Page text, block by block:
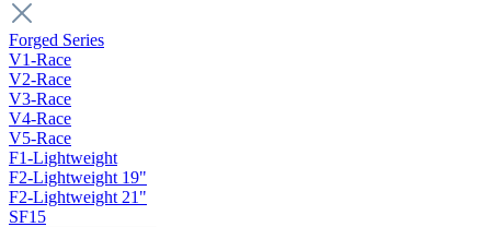
Forged Series
V1-Race
V2-Race
V3-Race
V4-Race
V5-Race
F1-Lightweight
F2-Lightweight 19"
F2-Lightweight 21"
SF15